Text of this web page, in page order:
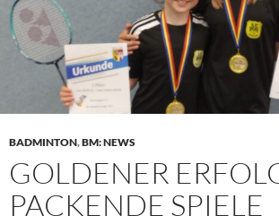
BADMINTON,BM: NEWS
GOLDENER
PACKENDE SPIELE